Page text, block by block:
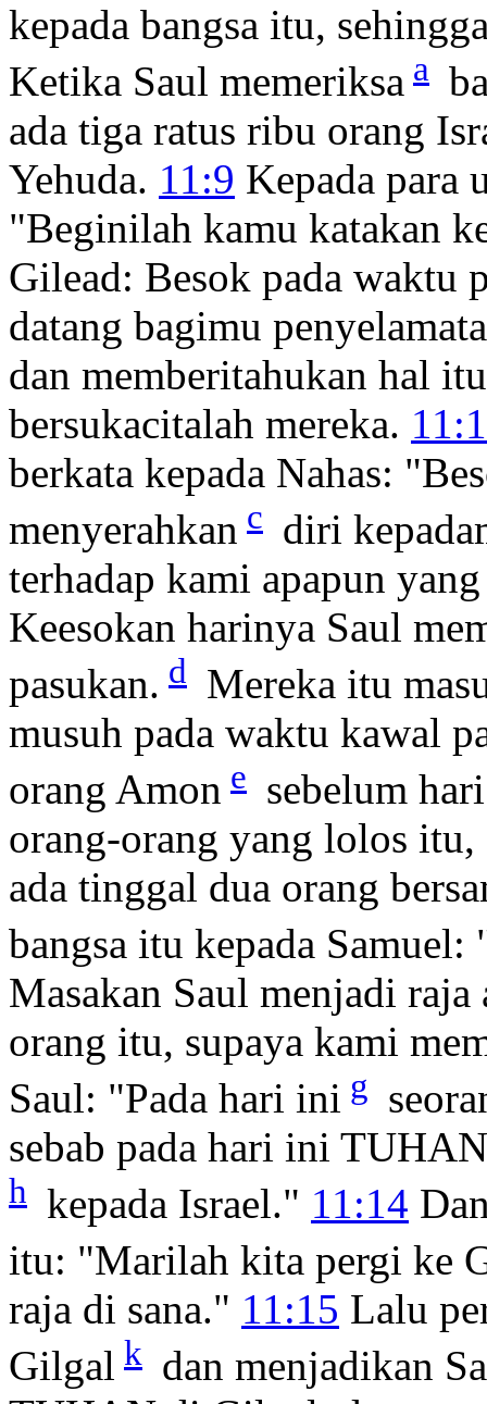
kepada bangsa itu,
Ketika Saul memeriksa a
ada tiga ratus ribu orang
Yehuda. 11:9 Kepada para
"Beginilah kamu katakan
Gilead: Besok pada waktu
datang bagimu
dan memberitahukan hal
bersukacitalah mereka.
berkata kepada Nahas:
menyerahkan c diri
terhadap kami apapun
Keesokan harinya Saul
pasukan. d Mereka itu
musuh pada waktu kawal
orang Amon e sebelum
orang-orang yang lolos
ada tinggal dua orang
bangsa itu kepada Samuel:
Masakan Saul menjadi
orang itu, supaya kami
Saul: "Pada hari ini g
sebab pada hari ini
h kepada Israel." 11:14
itu: "Marilah kita pergi ke
raja di sana." 11:15 Lalu
Gilgal k dan menjadikan